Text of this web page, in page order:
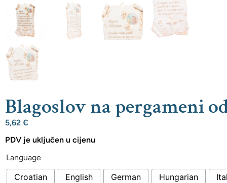
Blagoslov na pergameni
5,62 €
PDV je uključen u cijenu
Language
Croatian English German Hungarian